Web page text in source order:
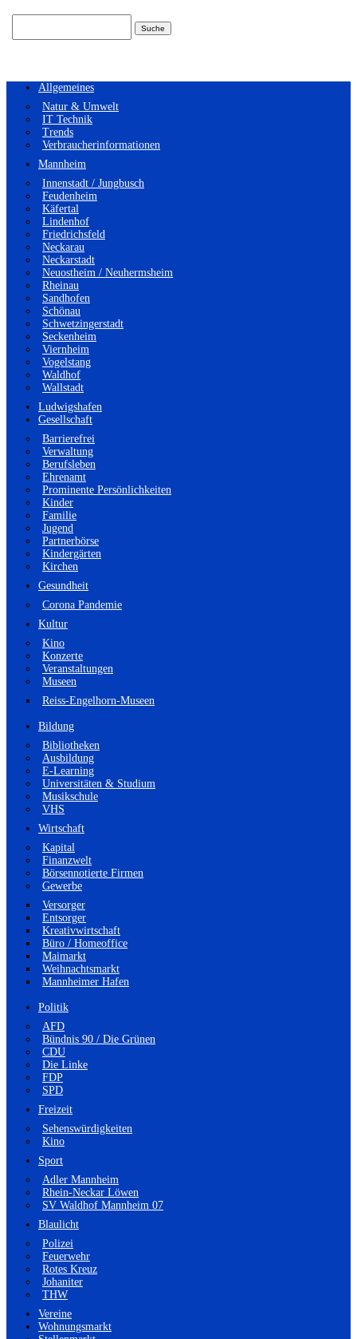
Allgemeines
Natur & Umwelt
IT Technik
Trends
Verbraucherinformationen
Mannheim
Innenstadt / Jungbusch
Feudenheim
Käfertal
Lindenhof
Friedrichsfeld
Neckarau
Neckarstadt
Neuostheim / Neuhermsheim
Rheinau
Sandhofen
Schönau
Schwetzingerstadt
Seckenheim
Viernheim
Vogelstang
Waldhof
Wallstadt
Ludwigshafen
Gesellschaft
Barrierefrei
Verwaltung
Berufsleben
Ehrenamt
Prominente Persönlichkeiten
Kinder
Familie
Jugend
Partnerbörse
Kindergärten
Kirchen
Gesundheit
Corona Pandemie
Kultur
Kino
Konzerte
Veranstaltungen
Museen
Reiss-Engelhorn-Museen
Bildung
Bibliotheken
Ausbildung
E-Learning
Universitäten & Studium
Musikschule
VHS
Wirtschaft
Kapital
Finanzwelt
Börsennotierte Firmen
Gewerbe
Versorger
Entsorger
Kreativwirtschaft
Büro / Homeoffice
Maimarkt
Weihnachtsmarkt
Mannheimer Hafen
Politik
AFD
Bündnis 90 / Die Grünen
CDU
Die Linke
FDP
SPD
Freizeit
Sehenswürdigkeiten
Kino
Sport
Adler Mannheim
Rhein-Neckar Löwen
SV Waldhof Mannheim 07
Blaulicht
Polizei
Feuerwehr
Rotes Kreuz
Johaniter
THW
Vereine
Wohnungsmarkt